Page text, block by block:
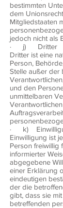
bestimmten
dem
Mitgliedstaaten
jedoch nicht als
· j) Dritter
Dritter ist eine
Person,
Stelle außer der
und den
unmittelbaren
· k)
Einwilligung ist
Person freiwillig
informierter
abgegebene
einer Erklärung
eindeutigen
der die
gibt, dass sie
betreffenden